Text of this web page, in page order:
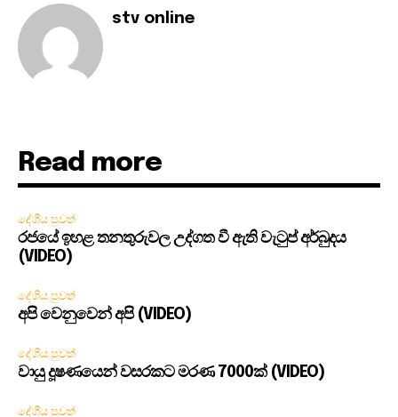
stv online
Read more
දේශීය පුවත්
රජයේ ඉහළ තනතුරුවල උද්ගත වී ඇති වැටුප් අර්බුදය
(VIDEO)
දේශීය පුවත්
අපි වෙනුවෙන් අපි (VIDEO)
දේශීය පුවත්
වායු දූෂණයෙන් වසරකට මරණ 7000ක් (VIDEO)
දේශීය පුවත්